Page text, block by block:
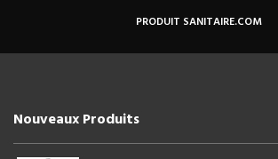
PRODUIT SANITAIRE.COM
Nouveaux Produits